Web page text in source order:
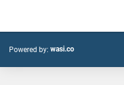
Powered by: wasi.co